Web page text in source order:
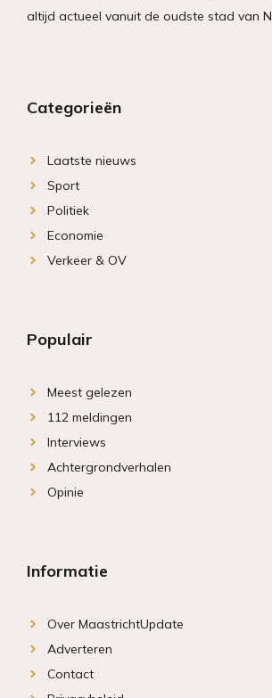
altijd actueel vanuit de oudste stad van
Categorieën
Laatste nieuws
Sport
Politiek
Economie
Verkeer & OV
Populair
Meest gelezen
112 meldingen
Interviews
Achtergrondverhalen
Opinie
Informatie
Over MaastrichtUpdate
Adverteren
Contact